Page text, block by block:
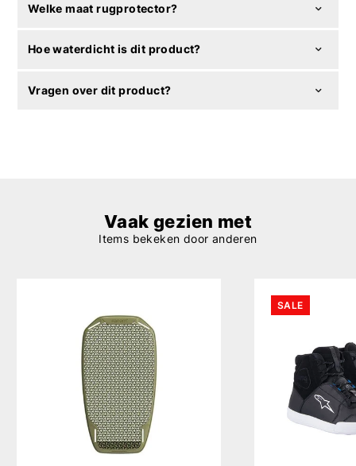
Welke maat rugprotector?
Hoe waterdicht is dit product?
Vragen over dit product?
Vaak gezien met
Items bekeken door anderen
SALE